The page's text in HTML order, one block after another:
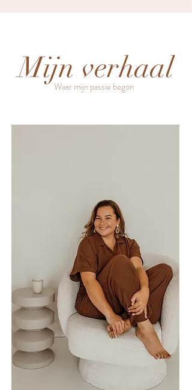
Waar mijn passie begon
Mijn verhaal